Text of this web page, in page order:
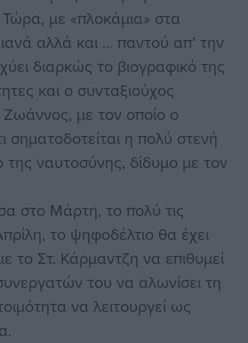
με «πλοκάμια» στα
αλλά και … παντού απ’ την
διαρκώς το βιογραφικό της
και ο συνταξιούχος
με τον οποίο ο
σηματοδοτείται η πολύ στενή
ναυτοσύνης, δίδυμο με τον
στο Μάρτη, το πολύ τις
το ψηφοδέλτιο θα έχει
το Στ. Κάρμαντζη να επιθυμεί
του να αλωνίσει τη
να λειτουργεί ως